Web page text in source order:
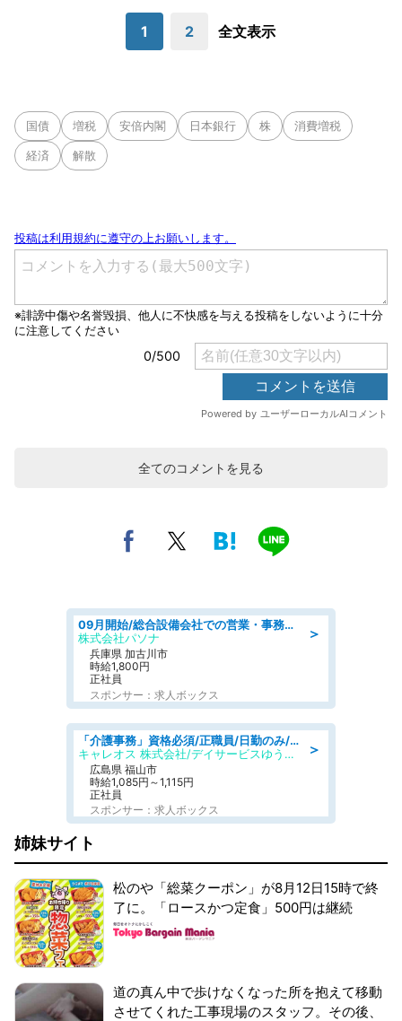
1 2 全文表示
国債 増税 安倍内閣 日本銀行 株 消費増税
経済 解散
全てのコメントを見る
＞
09月開始/総合設備会社での営業・事務のお仕事/車通勤可/賞与あり/営業/営業事務
株式会社パソナ
兵庫県 加古川市
時給1,800円
正社員
スポンサー：求人ボックス
＞
「介護事務」資格必須/正職員/日勤のみ/デイサービス
キャレオス 株式会社/デイサービスゆうゆう南本庄
広島県 福山市
時給1,085円～1,115円
正社員
スポンサー：求人ボックス
姉妹サイト
松のや「総菜クーポン」が8月12日15時で終
了に。「ロースかつ定食」500円は継続
道の真ん中で歩けなくなった所を抱えて移動
させてくれた工事現場のスタッフ。その後、